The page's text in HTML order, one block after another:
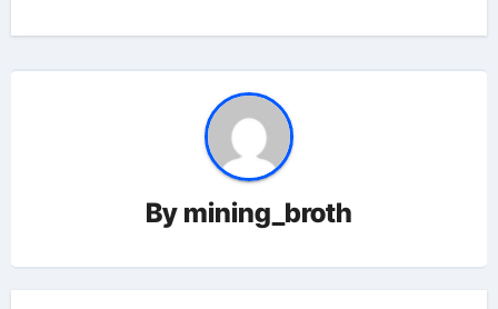
By mining_broth